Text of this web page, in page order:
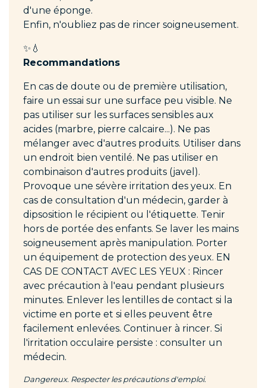
d'une éponge.
Enfin, n'oubliez pas de rincer soigneusement.
✨💧
Recommandations
En cas de doute ou de première utilisation,
faire un essai sur une surface peu visible. Ne
pas utiliser sur les surfaces sensibles aux
acides (marbre, pierre calcaire...). Ne pas
mélanger avec d'autres produits. Utiliser dans
un endroit bien ventilé. Ne pas utiliser en
combinaison d'autres produits (javel).
Provoque une sévère irritation des yeux. En
cas de consultation d'un médecin, garder à
dipsosition le récipient ou l'étiquette. Tenir
hors de portée des enfants. Se laver les mains
soigneusement après manipulation. Porter
un équipement de protection des yeux. EN
CAS DE CONTACT AVEC LES YEUX : Rincer
avec précaution à l'eau pendant plusieurs
minutes. Enlever les lentilles de contact si la
victime en porte et si elles peuvent être
facilement enlevées. Continuer à rincer. Si
l'irritation occulaire persiste : consulter un
médecin.
Dangereux. Respecter les précautions d'emploi.